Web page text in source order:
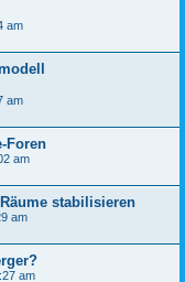
am
am
Foren
am
stabilisieren
am
am